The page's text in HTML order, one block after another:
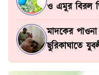
ও এমুর বিরল
মাদকের পাওনা
ছুরিকাঘাতে